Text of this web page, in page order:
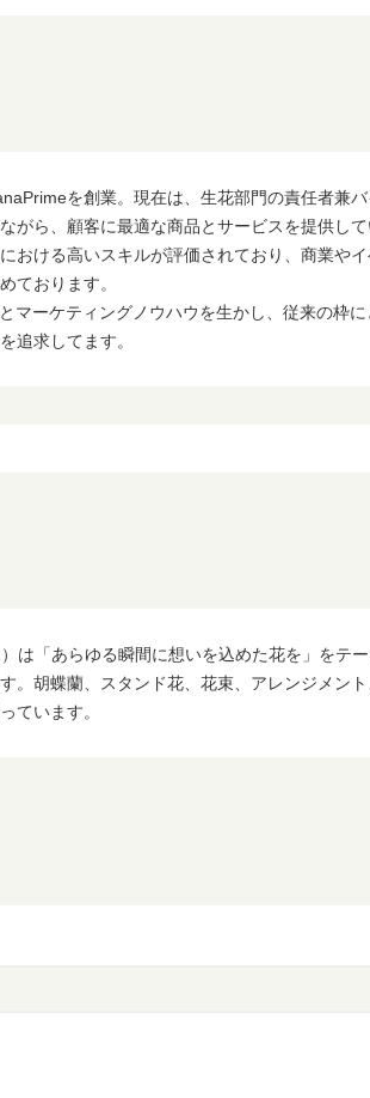
を創業。現在は、生花部門の責任者兼
がら、顧客に最適な商品とサービスを提供して
おける高いスキルが評価されており、商業や
ております。
マーケティングノウハウを生かし、従来の枠
追求してます。
は「あらゆる瞬間に想いを込めた花を」をテ
。胡蝶蘭、スタンド花、花束、アレンジメン
ています。